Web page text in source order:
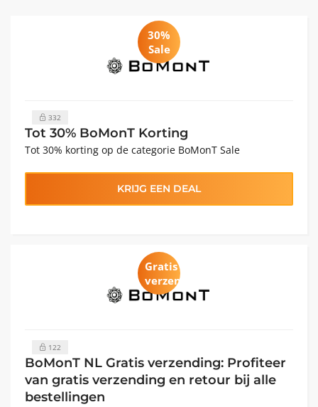
30%
Sale
332
Tot 30% BoMonT Korting
Tot 30% korting op de categorie BoMonT Sale
KRIJG EEN DEAL
Gratis
verzending
122
BoMonT NL Gratis verzending: Profiteer
van gratis verzending en retour bij alle
bestellingen